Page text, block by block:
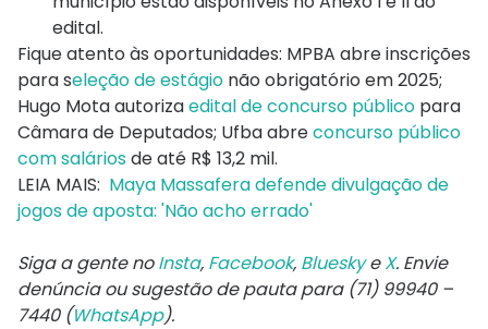
edital.
Fique atento às oportunidades: MPBA abre inscrições
para seleção de estágio não obrigatório em 2025;
Hugo Mota autorizaedital de concurso público para
Câmara de Deputados; Ufba abreconcurso público
com saláriosde até R$ 13,2 mil.
LEIA MAIS: Maya Massafera defende divulgação de
jogos de aposta: 'Não acho errado'
Siga a gente noInsta, Facebook, BlueskyeX. Envie
denúncia ou sugestão de pauta para (71) 99940 –
7440 (WhatsApp).